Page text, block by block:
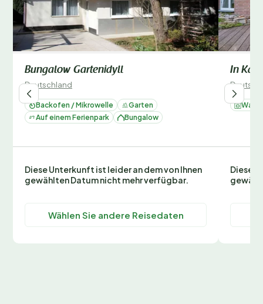
Bungalow Gartenidyll
Deutschland
Backofen / Mikrowelle
Garten
Auf einem Ferienpark
Bungalow
Diese Unterkunft ist leider an dem von Ihnen
gewählten Datum nicht mehr verfügbar.
Wählen Sie andere Reisedaten
In
Diese